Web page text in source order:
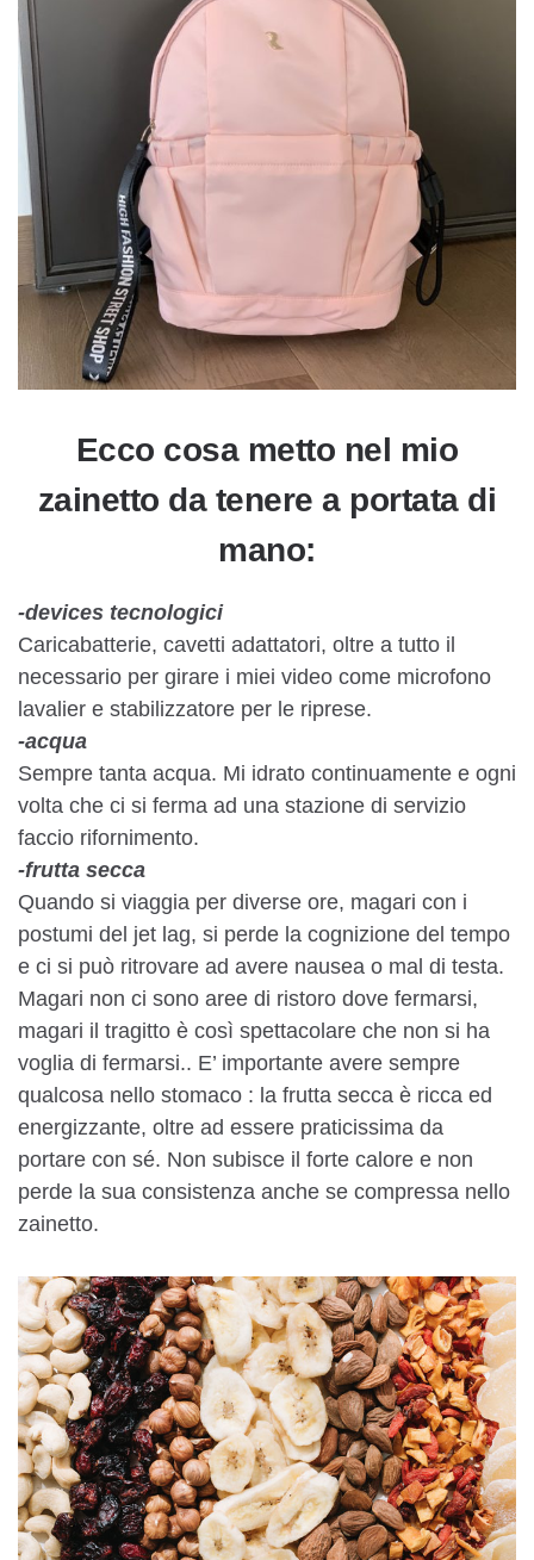
Ecco cosa metto nel mio
zainetto da tenere a portata di
mano:
-devices tecnologici
Caricabatterie, cavetti adattatori, oltre a tutto il
necessario per girare i miei video come microfono
lavalier e stabilizzatore per le riprese.
-acqua
Sempre tanta acqua. Mi idrato continuamente e ogni
volta che ci si ferma ad una stazione di servizio
faccio rifornimento.
-frutta secca
Quando si viaggia per diverse ore, magari con i
postumi del jet lag, si perde la cognizione del tempo
e ci si può ritrovare ad avere nausea o mal di testa.
Magari non ci sono aree di ristoro dove fermarsi,
magari il tragitto è così spettacolare che non si ha
voglia di fermarsi.. E’ importante avere sempre
qualcosa nello stomaco : la frutta secca è ricca ed
energizzante, oltre ad essere praticissima da
portare con sé. Non subisce il forte calore e non
perde la sua consistenza anche se compressa nello
zainetto.